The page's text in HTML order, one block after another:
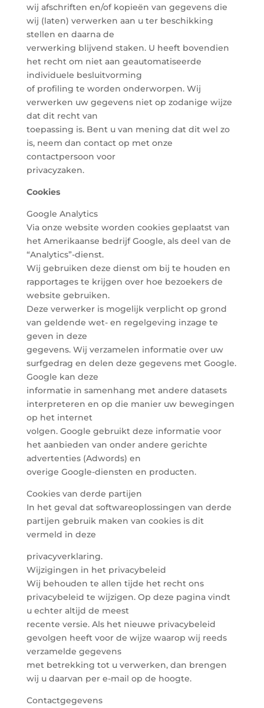
wij afschriften en/of kopieën van gegevens die
wij (laten) verwerken aan u ter beschikking
stellen en daarna de
verwerking blijvend staken. U heeft bovendien
het recht om niet aan geautomatiseerde
individuele besluitvorming
of profiling te worden onderworpen. Wij
verwerken uw gegevens niet op zodanige wijze
dat dit recht van
toepassing is. Bent u van mening dat dit wel zo
is, neem dan contact op met onze
contactpersoon voor
privacyzaken.
Cookies
Google Analytics
Via onze website worden cookies geplaatst van
het Amerikaanse bedrijf Google, als deel van de
“Analytics”-dienst.
Wij gebruiken deze dienst om bij te houden en
rapportages te krijgen over hoe bezoekers de
website gebruiken.
Deze verwerker is mogelijk verplicht op grond
van geldende wet- en regelgeving inzage te
geven in deze
gegevens. Wij verzamelen informatie over uw
surfgedrag en delen deze gegevens met Google.
Google kan deze
informatie in samenhang met andere datasets
interpreteren en op die manier uw bewegingen
op het internet
volgen. Google gebruikt deze informatie voor
het aanbieden van onder andere gerichte
advertenties (Adwords) en
overige Google-diensten en producten.
Cookies van derde partijen
In het geval dat softwareoplossingen van derde
partijen gebruik maken van cookies is dit
vermeld in deze
privacyverklaring.
Wijzigingen in het privacybeleid
Wij behouden te allen tijde het recht ons
privacybeleid te wijzigen. Op deze pagina vindt
u echter altijd de meest
recente versie. Als het nieuwe privacybeleid
gevolgen heeft voor de wijze waarop wij reeds
verzamelde gegevens
met betrekking tot u verwerken, dan brengen
wij u daarvan per e-mail op de hoogte.
Contactgegevens